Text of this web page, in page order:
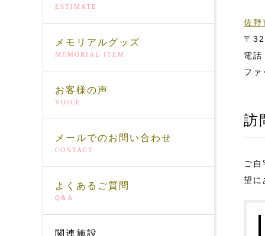
ESTIMATE
メモリアルグッズ
MEMORIAL ITEM
お客様の声
VOICE
メールでのお問い合わせ
CONTACT
よくあるご質問
Q&A
関連施設
佐野
〒
電
フ
訪
ご
望に